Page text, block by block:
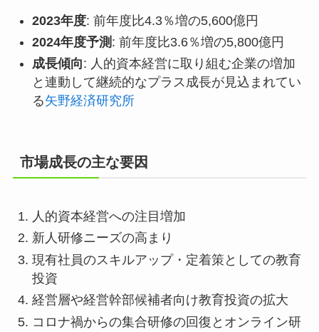
2023年度: 前年度比4.3％増の5,600億円
2024年度予測 : 前年度比3.6％増の5,800億円
成長傾向: 人的資本経営に取り組む企業の増加
と連動して継続的なプラス成長が見込まれてい
る矢野経済研究所
市場成長の主な要因
人的資本経営への注目増加
新人研修ニーズの高まり
現有社員のスキルアップ・定着策としての教育
投資
経営層や経営幹部候補者向け教育投資の拡大
コロナ禍からの集合研修の回復とオンライン研